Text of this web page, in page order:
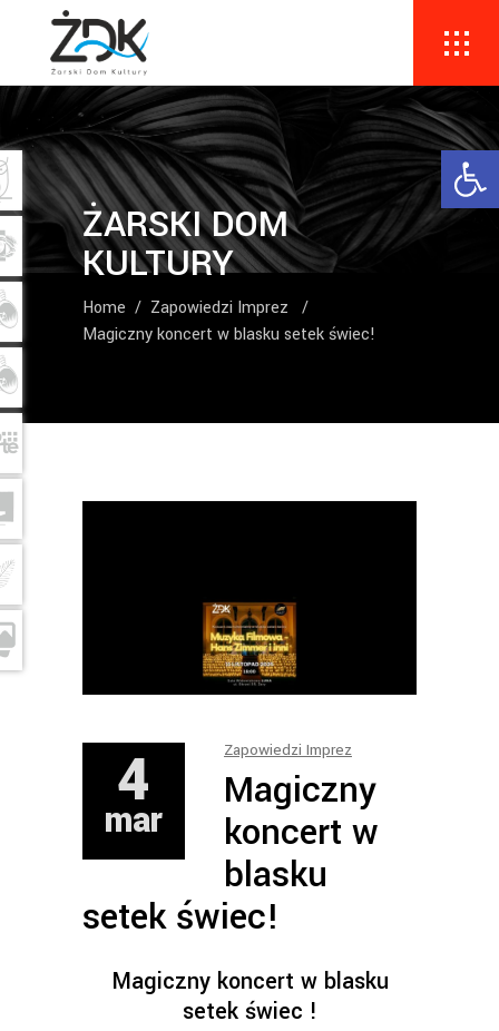
ŻARSKI DOM
KULTURY
Home / Zapowiedzi Imprez
/
Magiczny koncert w blasku setek świec!
4
mar
Zapowiedzi Imprez
Magiczny
koncert w
blasku
setek świec!
Magiczny koncert w blasku
setek świec !